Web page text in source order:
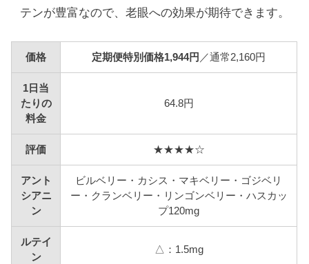
テンが豊富なので、老眼への効果が期待できます。
価格 定期便特別価格1,944円 ／通常2,160円
1日当
たりの
料金
64.8円
評価 ★★★★☆
アント
シアニ
ン
ビルベリー・カシス・マキベリー・ゴジベリ
ー・クランベリー・リンゴンベリー・ハスカッ
プ120mg
ルテイ
ン
△：1.5mg